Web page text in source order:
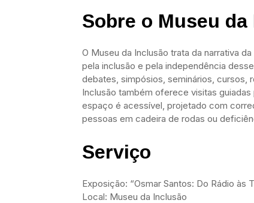
Sobre o Museu
O Museu da Inclusão trata da narrativa
pela inclusão e pela independência
debates, simpósios, seminários, cursos,
Inclusão também oferece visitas
espaço é acessível, projetado com
pessoas em cadeira de rodas ou
Serviço
Exposição: “Osmar Santos: Do Rádio às
Local: Museu da Inclusão